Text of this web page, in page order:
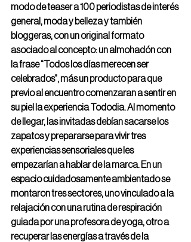
modo de teaser a 100 periodistas de interés
general, moda y belleza y también
bloggeras, con un original formato
asociado al concepto: un almohadón con
la frase “Todos los días merecen ser
celebrados”, más un producto para que
previo al encuentro comenzaran a sentir en
su piel la experiencia Tododia. Al momento
de llegar, las invitadas debían sacarse los
zapatos y prepararse para vivir tres
experiencias sensoriales que les
empezarían a hablar de la marca. En un
espacio cuidadosamente ambientado se
montaron tres sectores, uno vinculado a la
relajación con una rutina de respiración
guiada por una profesora de yoga, otro a
recuperar las energías a través de la